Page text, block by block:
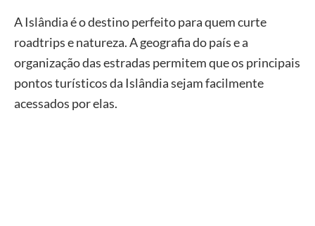
A Islândia é o destino perfeito para quem curte
roadtrips e natureza. A geografia do país e a
organização das estradas permitem que os principais
pontos turísticos da Islândia sejam facilmente
acessados por elas.